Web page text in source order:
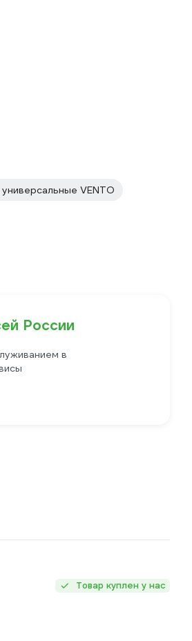
VENTO
России
в
Товар куплен у нас